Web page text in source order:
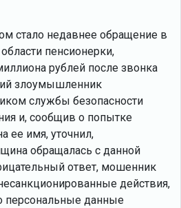
стало недавнее обращение в
пенсионерки,
рублей после звонка
злоумышленник
службы безопасности
и, сообщив о попытке
ее имя, уточнил,
обращалась с данной
ответ, мошенник
действия,
персональные данные